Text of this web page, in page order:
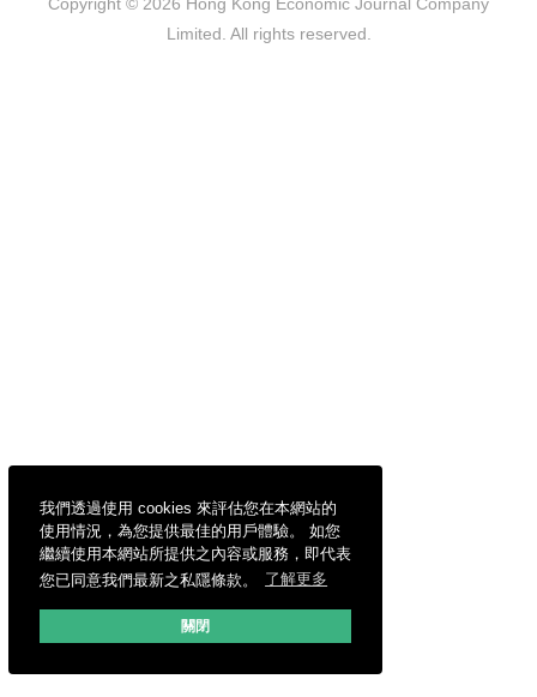
我們透過使用 cookies 來評估您在本網站的
使用情況，為您提供最佳的用戶體驗。 如您
繼續使用本網站所提供之內容或服務，即代表
您已同意我們最新之私隱條款。
了解更多
關閉
Limited. All rights reserved.